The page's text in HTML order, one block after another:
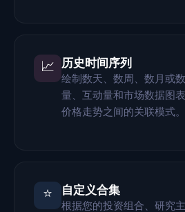
📈 历史时间序列
绘制数天、数周、数月或
量、互动量和市场数据图
价格走势之间的关联模式。
⭐ 自定义合集
根据您的投资组合、研究